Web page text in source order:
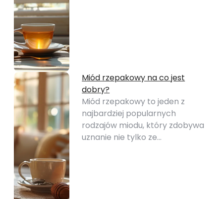
Miód rzepakowy na co jest
dobry?
Miód rzepakowy to jeden z
najbardziej popularnych
rodzajów miodu, który zdobywa
uznanie nie tylko ze…